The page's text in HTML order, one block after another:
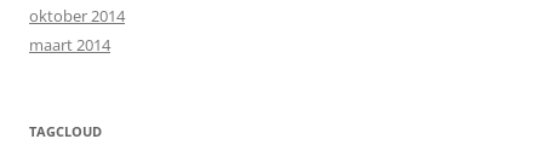
oktober 2014
maart 2014
TAGCLOUD